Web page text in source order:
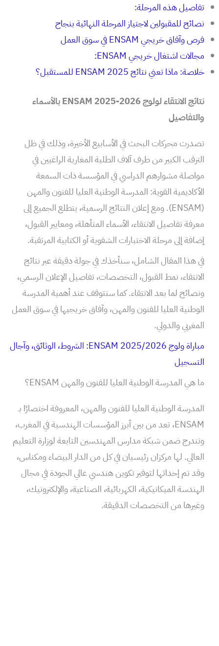
تفاصيل هذه المرحلة:
نصائح للمقبولين لاجتياز المرحلة النهائية بنجاح
فرص وآفاق خريجي ENSAM في سوق العمل
مجالات اشتغال خريجي ENSAM:
خلاصة: ماذا تعني نتائج ENSAM 2025 للمستقبل؟
نتائج الانتقاء لولوج ENSAM 2025-2026 بالأسماء
والتفاصيل
تصدرت محركات البحث في الأسابيع الأخيرة، وذلك في ظل
الترقب الكبير من طرف آلاف الطلبة المغاربة الراغبين في
مواصلة مشوارهم الدراسي في المؤسسة ذات السمعة
الأكاديمية القوية: المدرسة الوطنية العليا للفنون والمهن
(ENSAM). ومع إعلان النتائج الرسمية، يتطلع الجميع إلى
معرفة تفاصيل الانتقاء، الأسماء المتأهلة، ومعايير القبول،
إضافة إلى مرحلة الاختبارات الشفوية أو الكتابية المرتقبة.
في هذا المقال الشامل، سنأخذك في جولة دقيقة عبر نتائج
الانتقاء، نمط القبول، التخصصات، تفاصيل الإعلان الرسمي،
ونصائح لما بعد الانتقاء. كما سنتوقف عند أهمية المدرسة
الوطنية العليا للفنون والمهن، وآفاق خريجيها في سوق العمل
المغربي والدولي.
مباراة ولوج ENSAM 2025/2026: الشروط، الوثائق، وآجال
التسجيل
ما هي المدرسة الوطنية العليا للفنون والمهن ENSAM؟
المدرسة الوطنية العليا للفنون والمهن، المعروفة اختصارًا بـ
ENSAM، تعد من بين أبرز المؤسسات الهندسية في المغرب،
وتندرج ضمن شبكة مدارس المهندسين التابعة لوزارة التعليم
العالي. لها مركزان رئيسيان في كل من الدار البيضاء ومكناس،
وقد تم إحداثها لتوفير تكوين هندسي عالي الجودة في مجال
الهندسة الميكانيكية، الكهربائية، الصناعية، والإلكترونيك،
وغيرها من التخصصات الدقيقة.